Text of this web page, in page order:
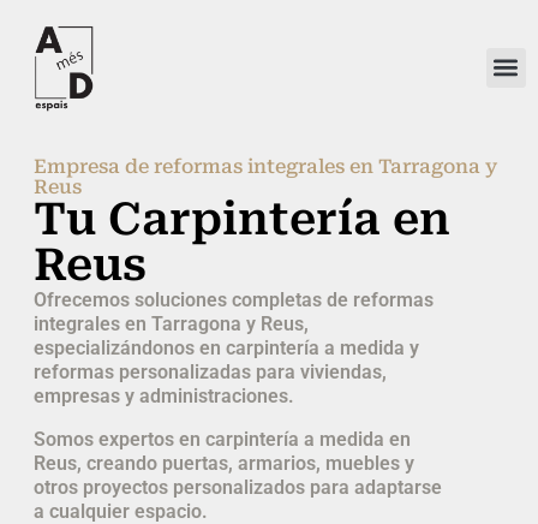
contenido
Empresa de reformas integrales en Tarragona y
Reus
Tu Carpintería en
Reus
Ofrecemos soluciones completas de reformas
integrales en Tarragona y Reus,
especializándonos en carpintería a medida y
reformas personalizadas para viviendas,
empresas y administraciones.
Somos expertos en carpintería a medida en
Reus, creando puertas, armarios, muebles y
otros proyectos personalizados para adaptarse
a cualquier espacio.